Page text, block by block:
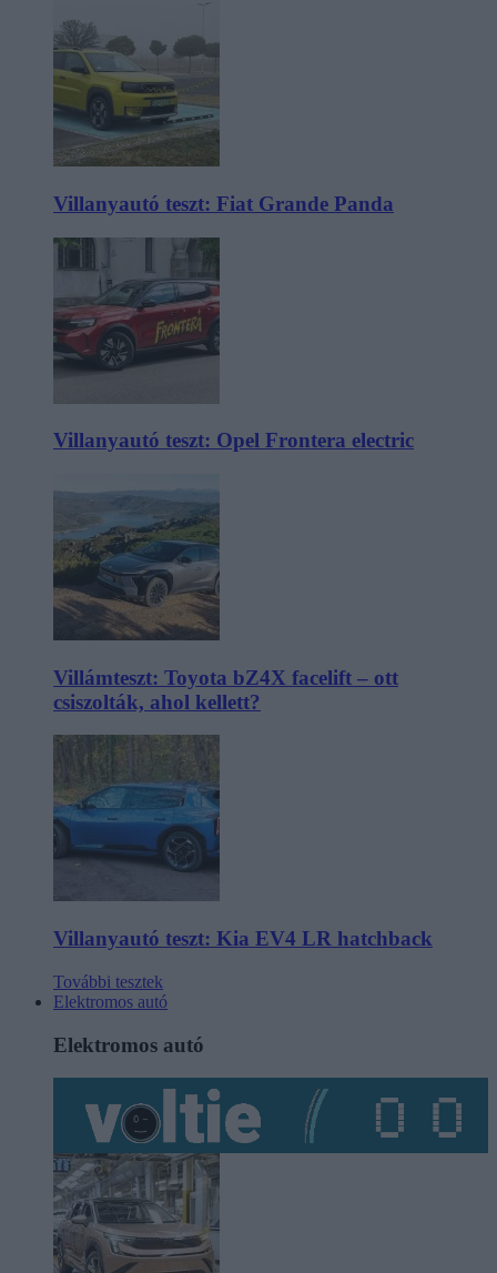
Villanyautó teszt: Fiat Grande Panda
Villanyautó teszt: Opel Frontera electric
Villámteszt: Toyota bZ4X facelift – ott
csiszolták, ahol kellett?
Villanyautó teszt: Kia EV4 LR hatchback
További tesztek
Elektromos autó
Elektromos autó